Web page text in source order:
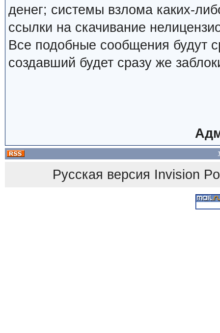
денег; системы взлома каких-
ссылки на скачивание
Все подобные сообщения будут
создавший будет сразу же
Русская версия Invision